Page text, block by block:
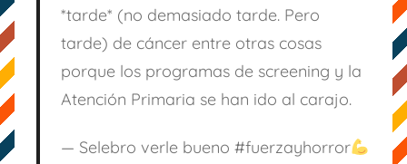
*tarde* (no demasiado tarde. Pero
tarde) de cáncer entre otras cosas
porque los programas de screening y la
Atención Primaria se han ido al carajo.
— Selebro verle bueno #fuerzayhorror